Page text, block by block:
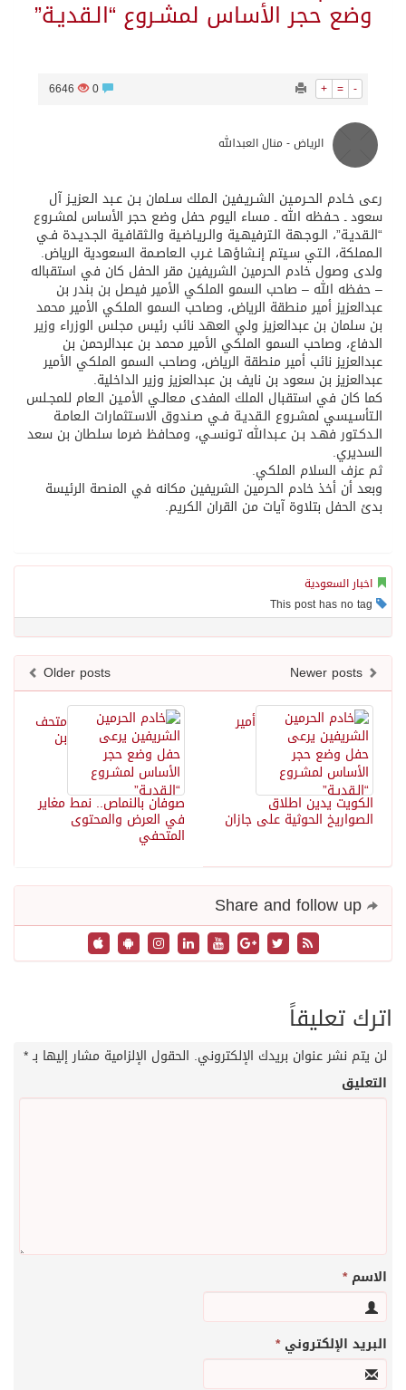
وضع حجر الأساس لمشـروع “الـقديـة”
+ = -
6646
الرياض - منال العبدالله
رعى خـادم الحـرمـين الشـريـفين الـملك سـلمان بـن عـبد الـعزيـز آل
سعود ـ حـفظه الله ـ مساء اليوم حفل وضع حجر الأساس لمشـروع
“الـقديـة”، الـوجـھة الـترفيھـية والـريـاضـية والـثقافـية الجـديـدة فـي
الـمملكة، الـتي سـيتم إنـشاؤھـا غـرب الـعاصـمة السعودية الرياض.
ولدى وصول خادم الحرمين الشريفين مقر الحفل كان في استقباله
– حفظه الله – صاحب السمو الملكي الأمير فيصل بن بندر بن
عبدالعزيز أمير منطقة الرياض، وصاحب السمو الملكي الأمير محمد
بن سلمان بن عبدالعزيز ولي العهد نائب رئيس مجلس الوزراء وزير
الدفاع، وصاحب السمو الملكي الأمير محمد بن عبدالرحمن بن
عبدالعزيز نائب أمير منطقة الرياض، وصاحب السمو الملكي الأمير
عبدالعزيز بن سعود بن نايف بن عبدالعزيز وزير الداخلية.
كما كان في استقبال الملك المفدى مـعالـي الأمـين الـعام للمجـلس
الـتأسـيسي لمشـروع الـقديـة فـي صـندوق الاسـتثمارات الـعامـة
الـدكـتور فھـد بـن عـبدالله تـونسـي، ومحافظ ضرما سلطان بن سعد
السديري.
ثم عزف السلام الملكي.
وبعد أن أخذ خادم الحرمين الشريفين مكانه في المنصة الرئيسة
بدئ الحفل بتلاوة آيات من القران الكريم.
اخبار السعودية
Older posts
متحف
بن
صوفان بالنماص.. نمط مغاير
في العرض والمحتوى
المتحفي
أمير
الكويت يدين اطلاق
الصواريخ الحوثية على جازان
اترك تعليقاً
لن يتم نشر عنوان بريدك الإلكتروني. الحقول الإلزامية مشار إليها بـ*
التعليق
الاسم*
البريد الإلكتروني*